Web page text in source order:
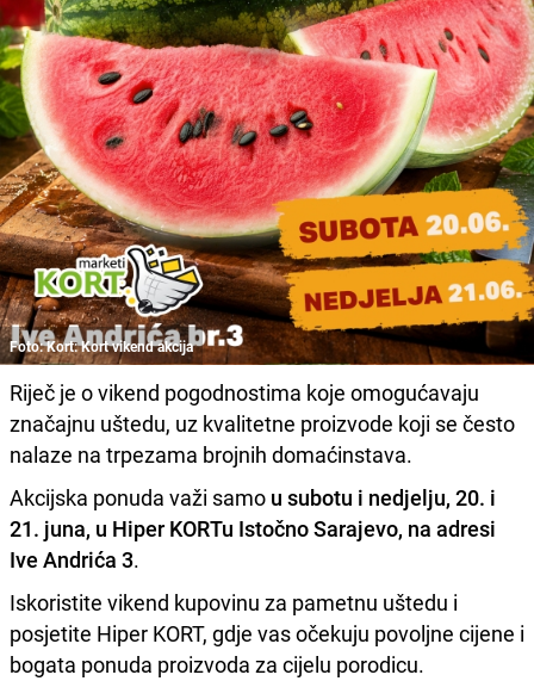
Foto: Kort: Kort vikend akcija
Riječ je o vikend pogodnostima koje omogućavaju
značajnu uštedu, uz kvalitetne proizvode koji se često
nalaze na trpezama brojnih domaćinstava.
Akcijska ponuda važi samo u subotu i nedjelju, 20. i
21. juna, u Hiper KORTu Istočno Sarajevo, na adresi
Ive Andrića 3.
Iskoristite vikend kupovinu za pametnu uštedu i
posjetite Hiper KORT, gdje vas očekuju povoljne cijene i
bogata ponuda proizvoda za cijelu porodicu.